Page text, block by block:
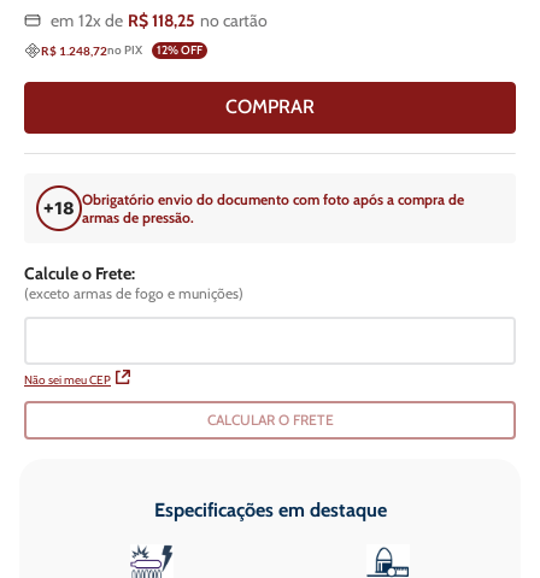
em 12x de R$118,25 no cartão
R$ 1.248,72no PIX 12% OFF
COMPRAR
Obrigatório envio do documento com foto após a compra de
armas de pressão.
Calcule o Frete:
(exceto armas de fogo e munições)
Não sei meu CEP
CALCULAR O FRETE
Especificações em destaque